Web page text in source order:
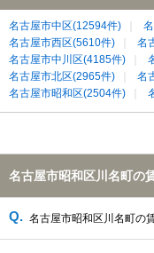
名古屋市中区(12594件)
名古屋市西区(5610件)
名
名古屋市中川区(4185件)
名古屋市北区(2965件)
名
名古屋市昭和区(2504件)
名古屋市名東区(1891件)
海部郡大治町(387件)
尾
名古屋市昭和区川名町の
名古屋市昭和区川名町の